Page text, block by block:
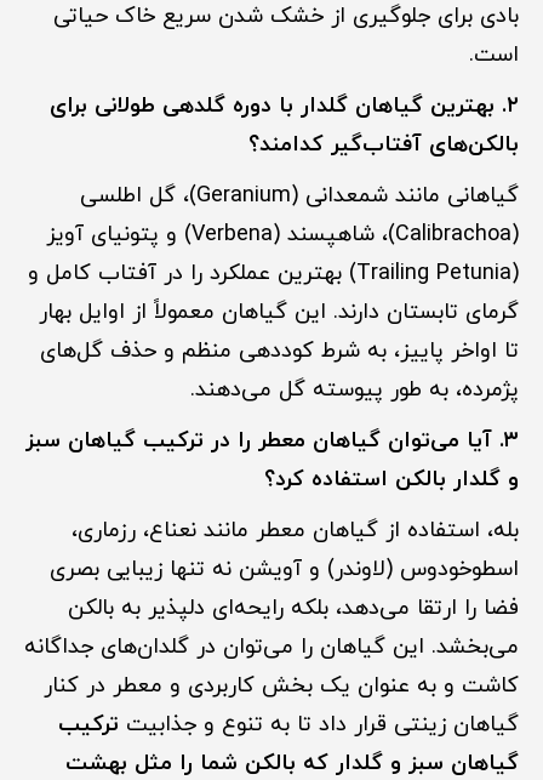
بادی برای جلوگیری از خشک شدن سریع خاک حیاتی
است.
۲. بهترین گیاهان گلدار با دوره گلدهی طولانی برای
بالکن‌های آفتاب‌گیر کدامند؟
گیاهانی مانند شمعدانی (Geranium)، گل اطلسی
(Calibrachoa)، شاهپسند (Verbena) و پتونیای آویز
(Trailing Petunia) بهترین عملکرد را در آفتاب کامل و
گرمای تابستان دارند. این گیاهان معمولاً از اوایل بهار
تا اواخر پاییز، به شرط کوددهی منظم و حذف گل‌های
پژمرده، به طور پیوسته گل می‌دهند.
۳. آیا می‌توان گیاهان معطر را در ترکیب گیاهان سبز
و گلدار بالکن استفاده کرد؟
بله، استفاده از گیاهان معطر مانند نعناع، رزماری،
اسطوخودوس (لاوندر) و آویشن نه تنها زیبایی بصری
فضا را ارتقا می‌دهد، بلکه رایحه‌ای دلپذیر به بالکن
می‌بخشد. این گیاهان را می‌توان در گلدان‌های جداگانه
کاشت و به عنوان یک بخش کاربردی و معطر در کنار
گیاهان زینتی قرار داد تا به تنوع و جذابیت ترکیب
گیاهان سبز و گلدار که بالکن شما را مثل بهشت